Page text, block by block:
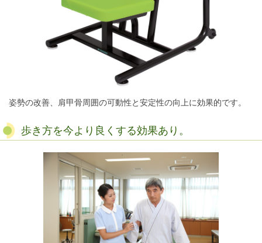
姿勢の改善、肩甲骨周囲の可動性と安定性の向上に効果的です。
歩き方を今より良くする効果あり。